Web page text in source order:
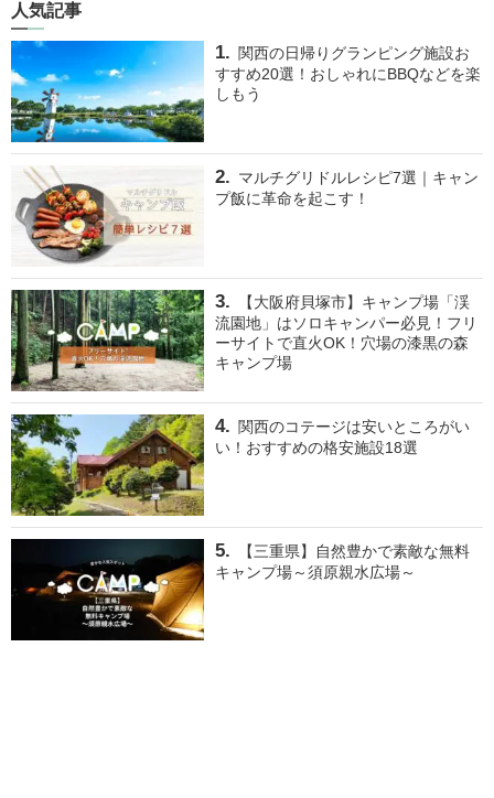
人気記事
関西の日帰りグランピング施設お
すすめ20選！おしゃれにBBQなどを楽
しもう
マルチグリドルレシピ7選｜キャン
プ飯に革命を起こす！
【大阪府貝塚市】キャンプ場「渓
流園地」はソロキャンパー必見！フリ
ーサイトで直火OK！穴場の漆黒の森
キャンプ場
関西のコテージは安いところがい
い！おすすめの格安施設18選
【三重県】自然豊かで素敵な無料
キャンプ場～須原親水広場～